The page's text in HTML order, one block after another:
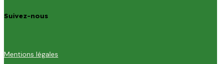
Suivez-nous
Mentions légales